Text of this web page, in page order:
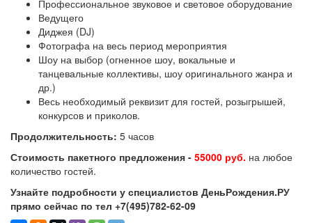
Профессиональное звуковое и световое оборудование
Ведущего
Диджея (DJ)
Фотографа на весь период мероприятия
Шоу на выбор (огненное шоу, вокальные и
танцевальные коллективы, шоу оригинального жанра и
др.)
Весь необходимый реквизит для гостей, розыгрышей,
конкурсов и приколов.
Продолжительность: 5 часов
Стоимость пакетного предложения - 55000 руб. на любое
количество гостей.
Узнайте подробности у специалистов ДеньРождения.РУ
прямо сейчас по тел +7(495)782-62-09